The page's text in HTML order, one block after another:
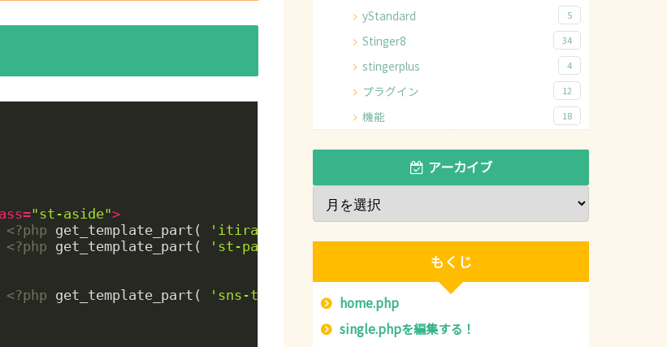
="st-aside">
<?php get_template_part( 'itiran'
<?php get_template_part( 'st-pagenavi' ); //ページナビ読み込み ?>
<?php get_template_part( 'sns-top' //ソーシャルボタン読み込み
yStandard 5
Stinger8 34
stingerplus 4
プラグイン 12
機能 18
アーカイブ
もくじ
home.php
single.phpを編集する！